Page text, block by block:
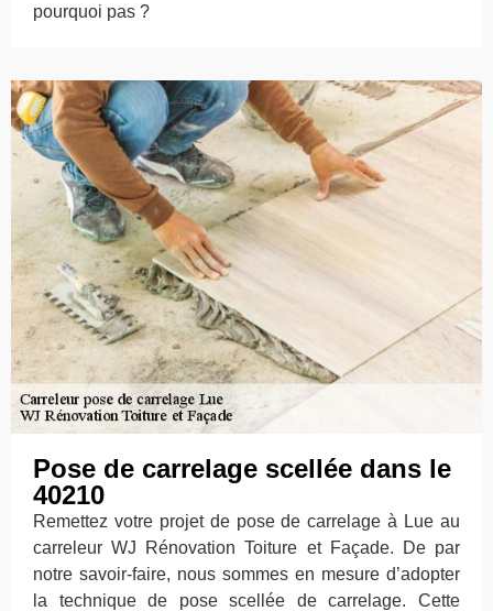
pourquoi pas ?
Pose de carrelage scellée dans le
40210
Remettez votre projet de pose de carrelage à Lue au
carreleur WJ Rénovation Toiture et Façade. De par
notre savoir-faire, nous sommes en mesure d’adopter
la technique de pose scellée de carrelage. Cette